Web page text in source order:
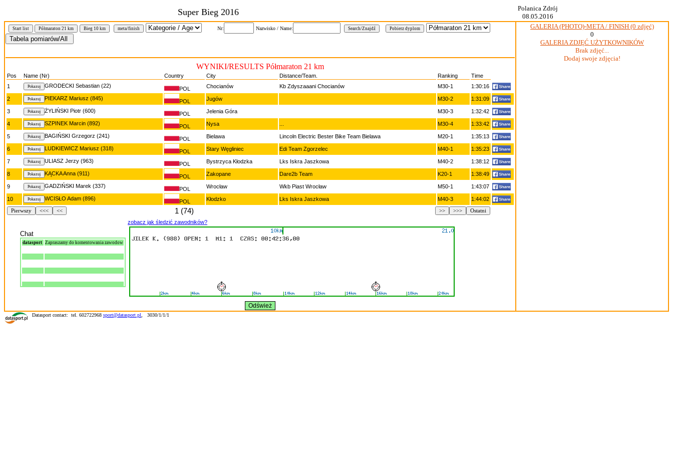
Super Bieg 2016
Polanica Zdrój
08.05.2016
Start list Półmaraton 21 km Bieg 10 km meta/finish Nr: Nazwisko / Name:
WYNIKI/RESULTS Półmaraton 21 km
Pos Name (Nr) Country City Distance/Team. Ranking
Time
1
GRODECKI Sebastian (22) POL Chocianów Kb Zdyszaaani Chocianów M30-1 1:30:16
2 PIEKARZ Mariusz (845) POL Jugów M30-2 1:31:09
3 ŻYLIŃSKI Piotr (600) POL Jelenia Góra M30-3 1:32:42
4 SZPINEK Marcin (892) POL Nysa M30-4 1:33:42
5 BAGIŃSKI Grzegorz (241) POL Bielawa Lincoln Electric Bester Bike Team Bielawa M20-1 1:35:13
6 LUDKIEWICZ Mariusz (318) POL Stary Węgliniec Edi Team Zgorzelec M40-1 1:35:23
7 ULIASZ Jerzy (963) POL Bystrzyca Kłodzka Lks Iskra Jaszkowa M40-2 1:38:12
8 KĄCKA Anna (911) POL Zakopane Dare2b Team K20-1 1:38:49
9 GADZIŃSKI Marek (337) POL Wrocław Wkb Piast Wrocław M50-1 1:43:07
10 WCISŁO Adam (896) POL Kłodzko Lks Iskra Jaszkowa M40-3 1:44:02
Pierwszy <<< << 1 (74) Ostatni
>>>
>>
Chat
datasport Zapraszamy do komentowania zawodow
zobacz jak śledzić zawodników?
GALERIA (PHOTO)-META / FINISH (0 zdjęć)
0
GALERIA ZDJĘĆ UŻYTKOWNIKÓW
Brak zdjęć...
Dodaj swoje zdjęcia!
Datasport contact: tel. 602722968 sport@datasport.pl 3030/1/1/1